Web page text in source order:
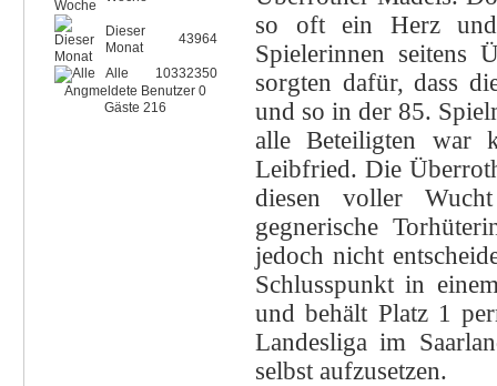
Dieser
Monat
43964
Alle
10332350
Angmeldete Benutzer 0
Gäste 216
so oft ein Herz und
Spielerinnen seitens
sorgten dafür, dass
und so in der 85.
alle Beteiligten war
Leibfried. Die
diesen voller
gegnerische
jedoch nicht
Schlusspunkt in
und behält Platz 1
Landesliga im
selbst aufzusetzen.